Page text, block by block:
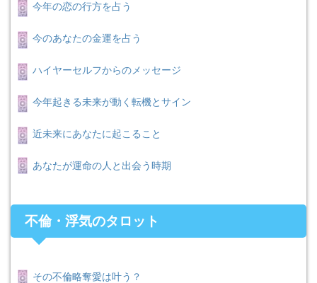
今年の恋の行方を占う
今のあなたの金運を占う
ハイヤーセルフからのメッセージ
今年起きる未来が動く転機とサイン
近未来にあなたに起こること
あなたが運命の人と出会う時期
不倫・浮気のタロット
その不倫略奪愛は叶う？